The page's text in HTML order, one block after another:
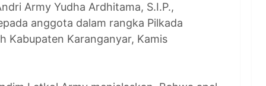
Army Yudha Ardhitama, S.I.P.,
anggota dalam rangka Pilkada
Kabupaten Karanganyar, Kamis